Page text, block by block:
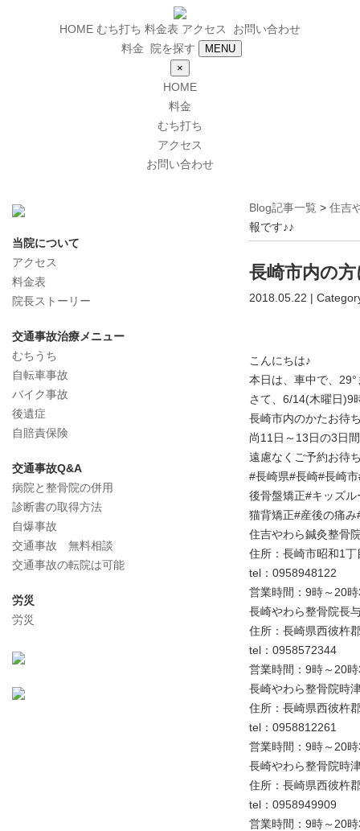
HOME むち打ち 料金表 アクセス
お問い合わせ
料金
院を探す
MENU
×
HOME
料金
むち打ち
アクセス
お問い合わせ
Blog記事一覧 > 住吉
報です♪♪
長崎市内の
2018.05.22 |
こんにちは♪
本日は、車中で、
さて、6/14(木曜日)9
長崎市内のかたお待
尚11日～13日の3日
遠慮なくご予約お待
#長崎県#長崎#長崎
後骨盤矯正#キッズ
猫背矯正#産後の痛
住吉やわら鍼灸整骨
住所：長崎市昭和1
tel：0958948122
営業時間：9時～20
長崎やわら整骨院長
住所：長崎県西彼杵
tel：0958572344
営業時間：9時～20
長崎やわら整骨院時
住所：長崎県西彼杵
tel：0958812261
営業時間：9時～20
長崎やわら整骨院時
住所：長崎県西彼杵
tel：0958949909
営業時間：9時～20
当院について
アクセス
料金表
院長ストーリー
交通事故治療メニュー
むちうち
自転車事故
バイク事故
後遺症
自賠責保険
交通事故Q&A
病院と整骨院の併用
診断書の取得方法
自爆事故
交通事故 無料相談
交通事故の転院は可能
労災
労災